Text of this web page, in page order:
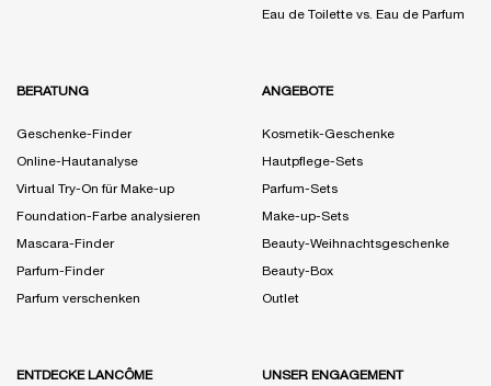
Eau de Toilette vs. Eau de Parfum
BERATUNG
Geschenke-Finder
Online-Hautanalyse
Virtual Try-On für Make-up
Foundation-Farbe analysieren
Mascara-Finder
Parfum-Finder
Parfum verschenken
ANGEBOTE
Kosmetik-Geschenke
Hautpflege-Sets
Parfum-Sets
Make-up-Sets
Beauty-Weihnachtsgeschenke
Beauty-Box
Outlet
ENTDECKE LANCÔME UNSER ENGAGEMENT